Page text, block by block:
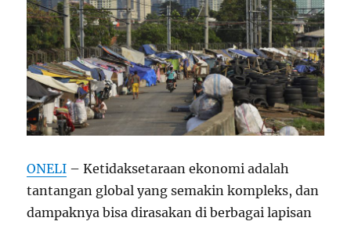
ONELI – Ketidaksetaraan ekonomi adalah
tantangan global yang semakin kompleks, dan
dampaknya bisa dirasakan di berbagai lapisan